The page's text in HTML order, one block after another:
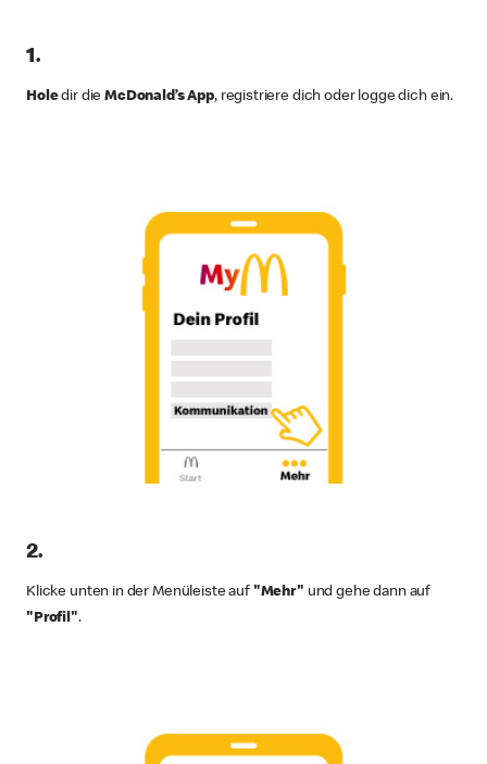
1.
Holedir dieMcDonald’s App, registriere dich oder logge dich ein.
2.
Klicke unten in der Menüleiste auf "Mehr" und gehe dann auf
"Profil".